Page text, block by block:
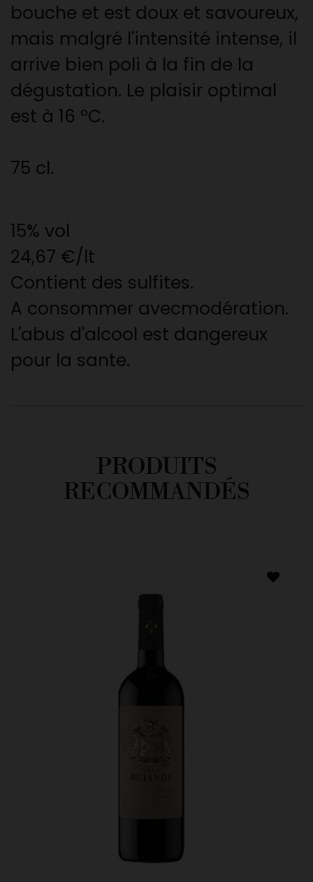
bouche et est doux et savoureux,
mais malgré l'intensité intense, il
arrive bien poli à la fin de la
dégustation. Le plaisir optimal
est à 16 ºC.
75 cl.
15% vol
24,67 €/lt
Contient des sulfites.
A consommer avecmodération.
L'abus d'alcool est dangereux
pour la sante.
PRODUITS
RECOMMANDÉS